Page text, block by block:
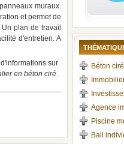
muraux.
et permet de
plan de travail
d'entretien. A
sur
en béton ciré.
Béton ciré
Agence
Piscine
Bail